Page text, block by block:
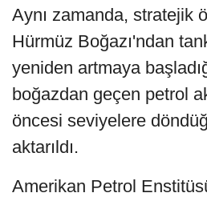
Aynı zamanda, stratejik
Hürmüz Boğazı'ndan
yeniden artmaya
boğazdan geçen petrol
öncesi seviyelere
aktarıldı.
Amerikan Petrol